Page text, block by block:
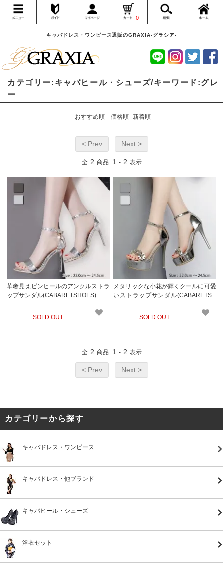
キャバドレス・ワンピース通販のGRAXIA-グラシア-
0
カテゴリー:キャバヒール・シューズ/キーワード:グレ
ー
おすすめ順 価格順 新着順
< Prev Next >
全 2 商品 1 - 2 表示
華奢見えピンヒールのアンクルストラ
ップサンダル(CABARETSHOES)
SOLD OUT
メタリックな小花が輝くクールに可愛
いストラップサンダル(CABARETSH
SOLD OUT
全 2 商品 1 - 2 表示
< Prev Next >
カテゴリーから探す
キャバドレス・ワンピース
キャバドレス・他ブランド
キャバヒール・シューズ
浴衣セット